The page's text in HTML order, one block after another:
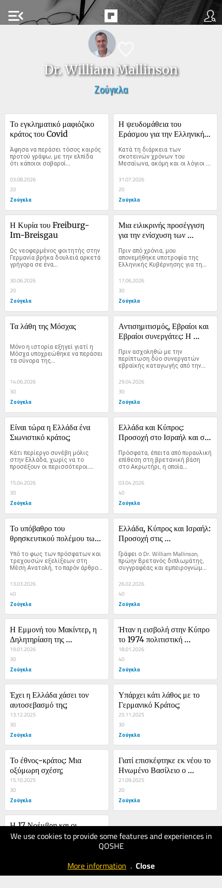
menu_open
Dr. William Mallinson
Ζούγκλα
We use cookies to provide some features and experiences in
QOSHE
More information . Close
Το εγκληματικό μαφιόζικο
κράτος του Covid
Άφησα να περάσει τόσος καιρός
προτού γράψω, με την ελπίδα
ότι κάποιοι σοβαροί...
03.08.2026
20
Ζούγκλα
Η ψευδομάθεια του
Εράσμου για την Ελληνική
Κατά τη διάρκεια των
σκοτεινών χρόνων του
Μεσαίωνα, ακόμη και οι λόγιοι
31.07.2026
20
Ζούγκλα
Η Κυρία του Freiburg-
Im-Breisgau
Ως νεοφερμένος φοιτητής στην
Γερμανία βρήκα δουλειά αρκετά
γρήγορα σε ένα...
30.06.2026
20
Ζούγκλα
Μια ειλικρινής προσέγγιση
για την ενίσχυση των
Πριν από χρόνια, μου
απονεμήθηκε υποτροφία της
Ελληνικής Κυβέρνησης για τη...
17.06.2026
30
Ζούγκλα
Τα λάθη της Μόσχας
Μόνο η ιστορία εξηγεί γιατί η
Μόσχα υποχρεώθηκε να περάσει
τα σύνορα της...
14.06.2026
30
Ζούγκλα
Αντισημιτισμός, Εβραίοι και
Εβραίοι συνεργάτες: Η
Πριν ασχοληθώ με την
περίπτωση δύο συνεργατών
εβραϊκής καταγωγής από την...
29.04.2026
30
Ζούγκλα
Είναι τώρα η Ελλάδα ένα
Σιωνιστικό κράτος;
Κάτι περίεργο συνέβη μόλις
στην Ελλάδα, χωρίς να το
προσέξουν οι περισσότεροι....
15.04.2026
30
Ζούγκλα
Ελλάδα και Κύπρος:
Προσοχή στο Ισραήλ και στο
βάσεων
Πρόσφατα, έπειτα από πυραυλική
επίθεση στη βρετανική βάση
στο Ακρωτήρι, η οποία...
03.04.2026
40
Ζούγκλα
Το υπόβαθρο του
θρησκευτικού πολέμου των
Υπό το φως των πρόσφατων και
τρεχουσών εξελίξεων στη
Μέση Ανατολή, το παρόν άρθρο...
13.03.2026
40
Ζούγκλα
Ελλάδα, Κύπρος και Ισραήλ:
Προσοχή στις
Γράφει ο Dr. William Mallinson,
πρώην Βρετανός διπλωμάτης,
συγγραφέας και εμπειρογνώμων
για...
26.02.2026
40
Ζούγκλα
Η Εμμονή του Μακίντερ, η
Δηλητηρίαση της
Γεωγραφίας και ο
Τραμπισμός
19.01.2026
30
Ζούγκλα
Ήταν η εισβολή στην Κύπρο
το 1974 πολιτιστική
γενοκτονία;
18.01.2026
40
Ζούγκλα
Έχει η Ελλάδα χάσει τον
αυτοσεβασμό της;
13.12.2025
30
Ζούγκλα
Υπάρχει κάτι λάθος με το
Γερμανικό Κράτος;
25.11.2025
30
Ζούγκλα
Το έθνος-κράτος: Μια
οξύμωρη σχέση;
15.10.2025
30
Ζούγκλα
Γιατί επισκέφτηκε εκ νέου το
Ηνωμένο Βασίλειο ο
Ντόναλντ Τραμπ;
21.09.2025
20
Ζούγκλα
Η 17 Νοέμβρη και οι
τελευταίες μέρες του